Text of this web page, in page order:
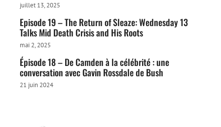
juillet 13, 2025
Episode 19 – The Return of Sleaze: Wednesday 13
Talks Mid Death Crisis and His Roots
mai 2, 2025
Épisode 18 – De Camden à la célébrité : une
conversation avec Gavin Rossdale de Bush
21 juin 2024